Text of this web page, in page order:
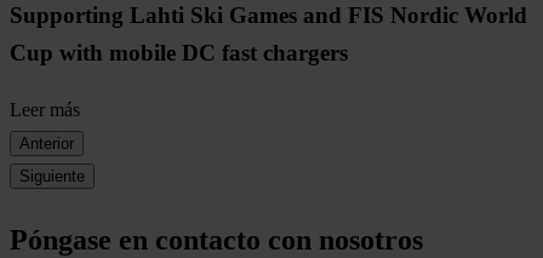
Supporting Lahti Ski Games and FIS Nordic World
Cup with mobile DC fast chargers
Leer más
Anterior
Siguiente
Póngase en contacto con nosotros